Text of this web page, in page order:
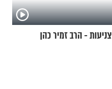
צניעות - הרב זמיר כהן